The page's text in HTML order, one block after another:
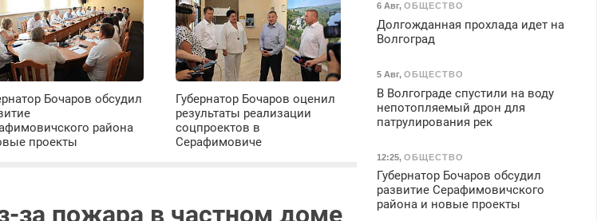
Бочаров обсудил
района
проекты
Губернатор Бочаров оценил
результаты реализации
соцпроектов в
Серафимовиче
за пожара в частном доме
6 Авг, ОБЩЕСТВО
Долгожданная прохлада идет на
Волгоград
5 Авг, ОБЩЕСТВО
В Волгограде спустили на воду
непотопляемый дрон для
патрулирования рек
12:25, ОБЩЕСТВО
Губернатор Бочаров обсудил
развитие Серафимовичского
района и новые проекты